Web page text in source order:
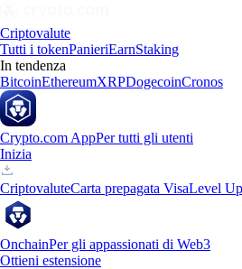
Criptovalute
Tutti i tokenPanieriEarnStaking
In tendenza
BitcoinEthereumXRPDogecoinCronos
Crypto.com AppPer tutti gli utenti
Inizia
CriptovaluteCarta prepagata VisaLevel Up
OnchainPer gli appassionati di Web3
Ottieni estensione